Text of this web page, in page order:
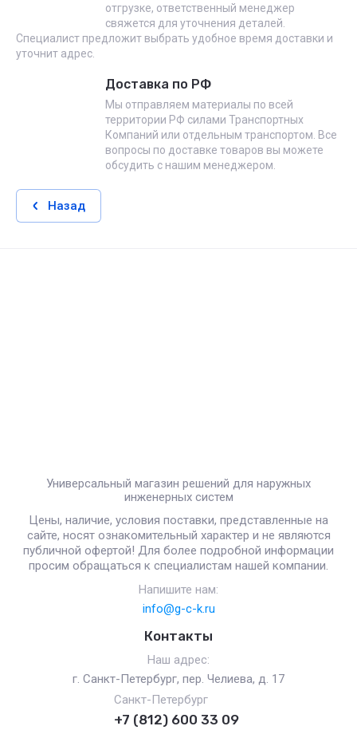
отгрузке, ответственный менеджер
свяжется для уточнения деталей.
Специалист предложит выбрать удобное время доставки и
уточнит адрес.
Доставка по РФ
Мы отправляем материалы по всей
территории РФ силами Транспортных
Компаний или отдельным транспортом. Все
вопросы по доставке товаров вы можете
обсудить с нашим менеджером.
Назад
Универсальный магазин решений для наружных
инженерных систем
Цены, наличие, условия поставки, представленные на
сайте, носят ознакомительный характер и не являются
публичной офертой! Для более подробной информации
просим обращаться к специалистам нашей компании.
Напишите нам:
info@g-c-k.ru
Контакты
Наш адрес:
г. Санкт-Петербург, пер. Челиева, д. 17
Санкт-Петербург
+7 (812) 600 33 09